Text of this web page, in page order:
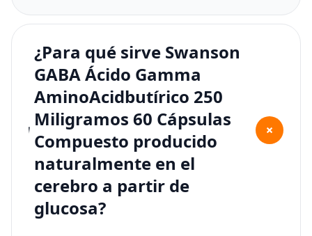
¿Para qué sirve Swanson
GABA Ácido Gamma
AminoAcidbutírico 250
Miligramos 60 Cápsulas
Compuesto producido
naturalmente en el
cerebro a partir de
glucosa?
+